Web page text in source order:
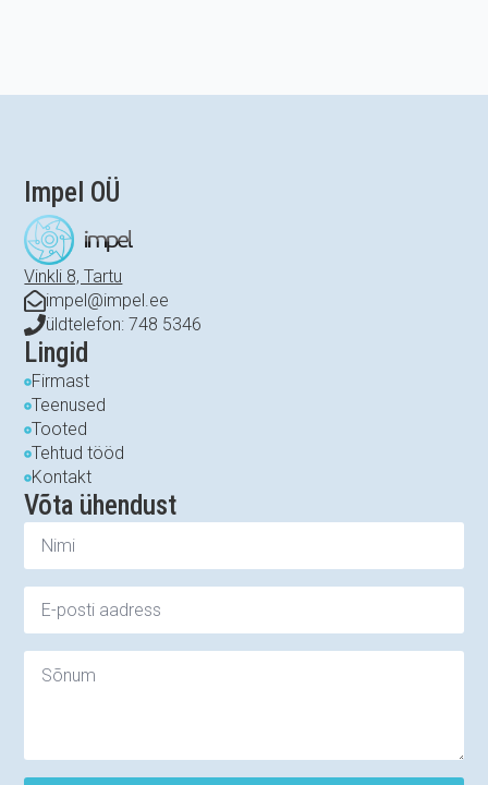
Impel OÜ
Vinkli 8, Tartu
impel@impel.ee
üldtelefon: 748 5346
Lingid
Firmast
Teenused
Tooted
Tehtud tööd
Kontakt
Võta ühendust